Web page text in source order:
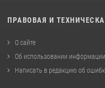
ПРАВОВАЯ И
О сайте
Об использовании
Написать в редакцию об